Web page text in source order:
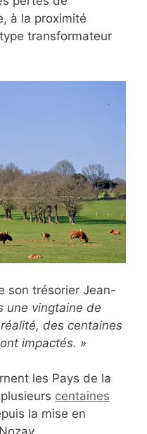
à la proximité
transformateur
son trésorier Jean-
une vingtaine de
des centaines
impactés. »
les Pays de la
centaines
la mise en